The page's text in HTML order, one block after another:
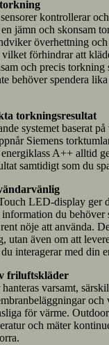
kontrollerar
jämn och skonsam
överhettning
förhindrar att
och precis torkning
behöver spendera
torkningsresultat
systemet baserat
Siemens
A++ alltid
samtidigt som du
LED-display ger
du behöver
nöje att använda.
utan även om att
interagerar med din
friluftskläder
varsamt,
och
för värme.
och mäter